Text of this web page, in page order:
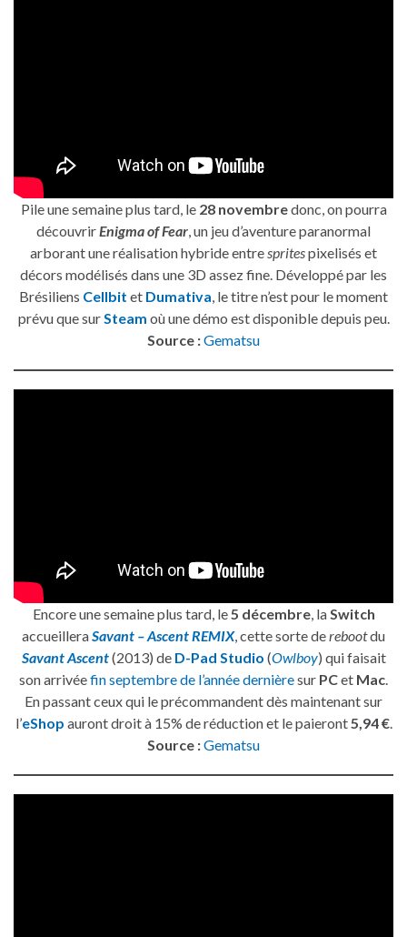
Pile une semaine plus tard, le 28 novembredonc, on pourra
découvrirEnigma of Fear, un jeu d’aventure paranormal
arborant une réalisation hybride entrespritespixelisés et
décors modélisés dans une 3D assez fine. Développé par les
Brésiliens Cellbit et Dumativa, le titre n’est pour le moment
prévu que surSteam où une démo est disponible depuis peu.
Source :Gematsu
Encore une semaine plus tard, le5 décembre, laSwitch
accueilleraSavant – Ascent REMIX, cette sorte derebootdu
Savant Ascent(2013) de D-Pad Studio (Owlboy) qui faisait
son arrivéefin septembre de l’année dernièresur PCet Mac.
En passant ceux qui le précommandent dès maintenant sur
l’eShop auront droit à 15% de réduction et le paieront5,94 €.
Source :Gematsu